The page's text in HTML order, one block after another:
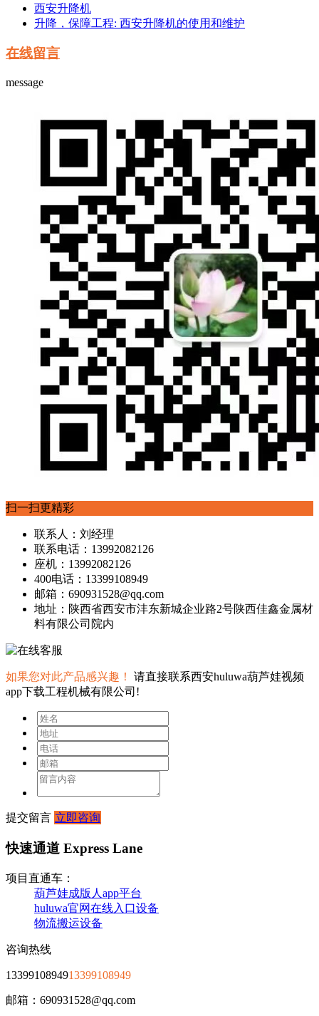
西安升降机
升降，保障工程: 西安升降机的使用和维护
在线留言
message
扫一扫更精彩
联系人：刘经理
联系电话：13992082126
座机：13992082126
400电话：13399108949
邮箱：690931528@qq.com
地址：陕西省西安市沣东新城企业路2号陕西佳鑫金属材
料有限公司院内
如果您对此产品感兴趣！
请直接联系西安huluwa葫芦娃视频
app下载工程机械有限公司!
提交留言 立即咨询
快速通道 Express Lane
项目直通车：
葫芦娃成版人app平台
huluwa官网在线入口设备
物流搬运设备
咨询热线
1339910894913399108949
邮箱：690931528@qq.com